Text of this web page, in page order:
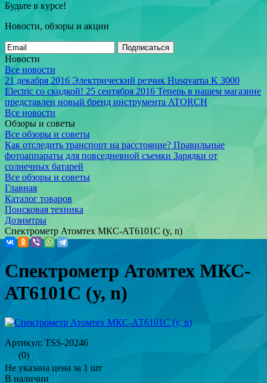
Будьте в курсе!
Новости, обзоры и акции
Подписаться
Новости
Все новости
21 декабря 2016 Электрический резчик Husqvarna K 3000
Electric со скидкой! 25 сентября 2016 Теперь в нашем магазине
представлен новый бренд инструмента ATORCH
Все новости
Обзоры и советы
Все обзоры и советы
Как отследить транспорт на расстояние? Правильные
фотоаппараты для повседневной съемки Зарядки от
солнечных батарей
Все обзоры и советы
Главная
Каталог товаров
Поисковая техника
Дозимтры
Спектрометр Атомтех МКС-АТ6101С (y, n)
Спектрометр Атомтех МКС-
АТ6101С (y, n)
Артикул: TSS-20246
(0)
Не указана цена за 1 шт
В наличии